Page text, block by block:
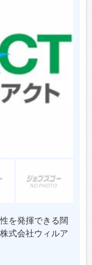
を発揮できる闊
式会社ウィルア